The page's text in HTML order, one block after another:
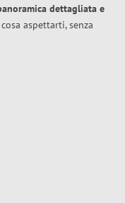
dettagliata e
aspettarti, senza